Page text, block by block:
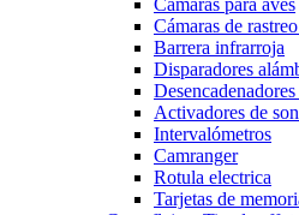
Cámaras para aves
Cámaras de
Barrera infrarroja
Disparadores
Activadores de
Intervalómetros
Camranger
Rotula electrica
Tarjetas de